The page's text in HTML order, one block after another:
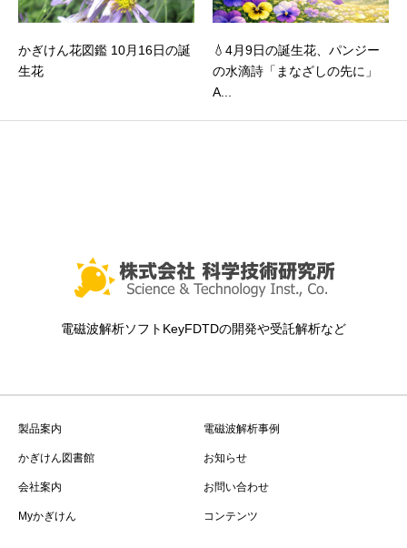
かぎけん花図鑑 10月16日の誕
生花
💧4月9日の誕生花、パンジー
の水滴詩「まなざしの先に」
A...
電磁波解析ソフトKeyFDTDの開発や受託解析など
製品案内 電磁波解析事例
かぎけん図書館 お知らせ
会社案内 お問い合わせ
Myかぎけん コンテンツ